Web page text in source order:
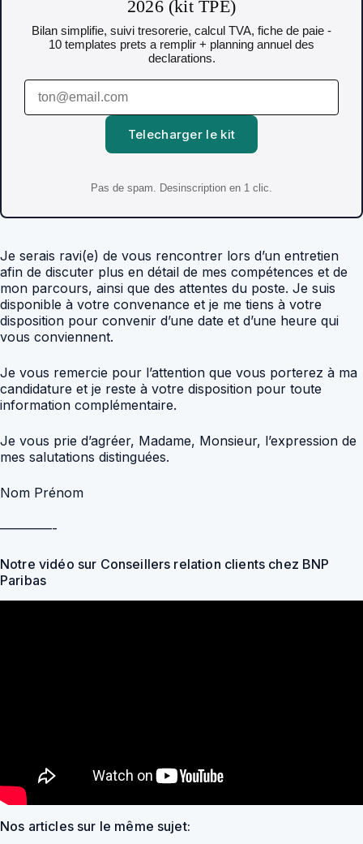
2026 (kit TPE)
Bilan simplifie, suivi tresorerie, calcul TVA, fiche de paie -
10 templates prets a remplir + planning annuel des
declarations.
Telecharger le kit
Pas de spam. Desinscription en 1 clic.
Je serais ravi(e) de vous rencontrer lors d’un entretien
afin de discuter plus en détail de mes compétences et de
mon parcours, ainsi que des attentes du poste. Je suis
disponible à votre convenance et je me tiens à votre
disposition pour convenir d’une date et d’une heure qui
vous conviennent.
Je vous remercie pour l’attention que vous porterez à ma
candidature et je reste à votre disposition pour toute
information complémentaire.
Je vous prie d’agréer, Madame, Monsieur, l’expression de
mes salutations distinguées.
Nom Prénom
————-
Notre vidéo sur Conseillers relation clients chez BNP
Paribas
Nos articles sur le même sujet: